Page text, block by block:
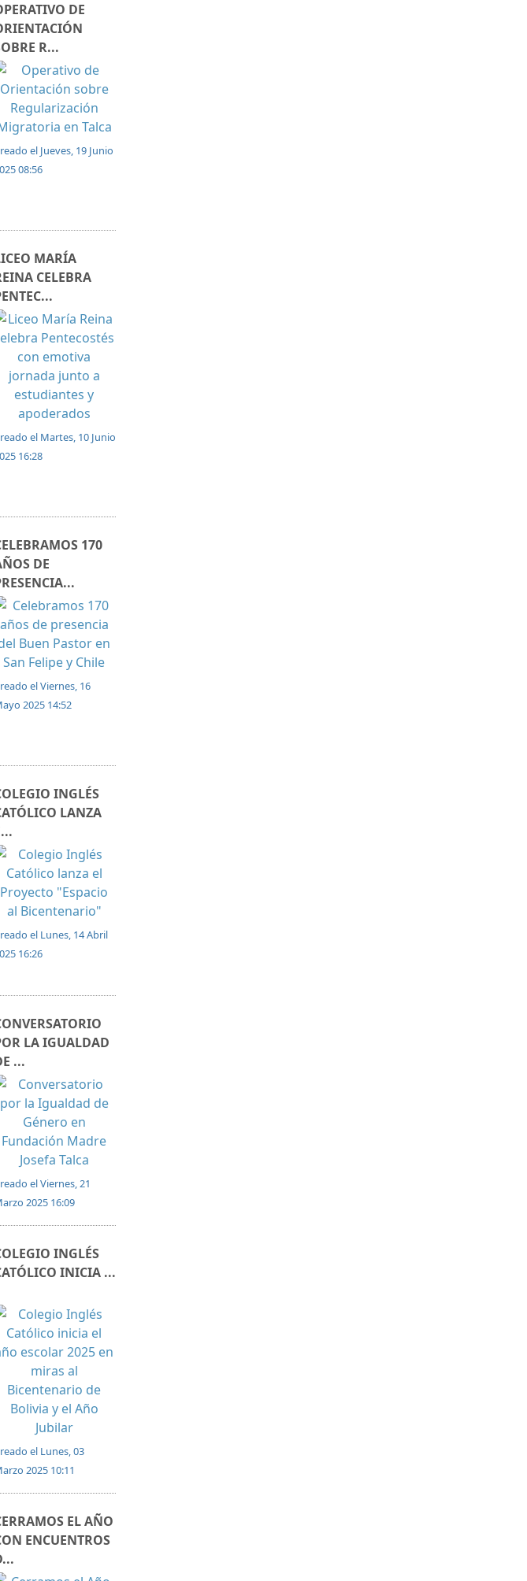
DE
R...
el Jueves, 19 Junio
08:56
MARÍA
CELEBRA
el Martes, 10 Junio
16:28
170
DE
el Viernes, 16
2025 14:52
INGLÉS
LANZA
el Lunes, 14 Abril
16:26
LA IGUALDAD
...
el Viernes, 21
2025 16:09
INGLÉS
INICIA ...
el Lunes, 03
2025 10:11
EL AÑO
ENCUENTROS